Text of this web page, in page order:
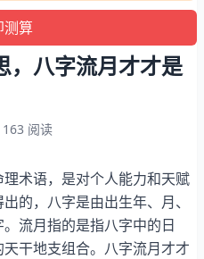
，八字流月才才是
163 阅读
术语，是对个人能力和天赋
的，八字是由出生年、月、
流月指的是指八字中的日
干地支组合。八字流月才才